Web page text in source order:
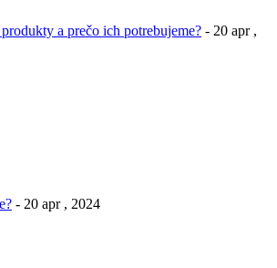
a prečo ich potrebujeme? - 20 apr ,
- 20 apr , 2024